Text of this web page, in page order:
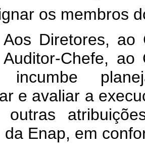
os membros
Diretores, ao
Chefe,
incumbe
e avaliar a
outras
da Enap, em